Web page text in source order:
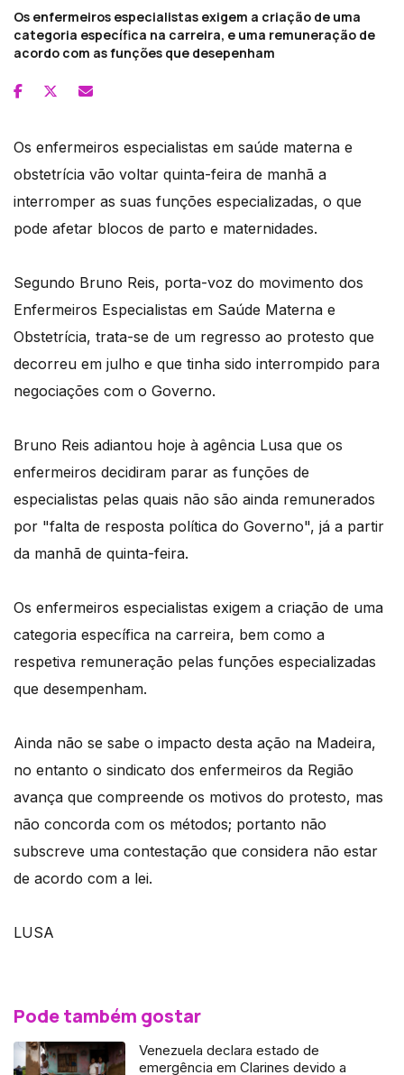
Os enfermeiros especialistas exigem a criação de uma
categoria específica na carreira, e uma remuneração de
acordo com as funções que desepenham
Os enfermeiros especialistas em saúde materna e
obstetrícia vão voltar quinta-feira de manhã a
interromper as suas funções especializadas, o que
pode afetar blocos de parto e maternidades.
Segundo Bruno Reis, porta-voz do movimento dos
Enfermeiros Especialistas em Saúde Materna e
Obstetrícia, trata-se de um regresso ao protesto que
decorreu em julho e que tinha sido interrompido para
negociações com o Governo.
Bruno Reis adiantou hoje à agência Lusa que os
enfermeiros decidiram parar as funções de
especialistas pelas quais não são ainda remunerados
por "falta de resposta política do Governo", já a partir
da manhã de quinta-feira.
Os enfermeiros especialistas exigem a criação de uma
categoria específica na carreira, bem como a
respetiva remuneração pelas funções especializadas
que desempenham.
Ainda não se sabe o impacto desta ação na Madeira,
no entanto o sindicato dos enfermeiros da Região
avança que compreende os motivos do protesto, mas
não concorda com os métodos; portanto não
subscreve uma contestação que considera não estar
de acordo com a lei.
LUSA
Pode também gostar
Venezuela declara estado de
emergência em Clarines devido a